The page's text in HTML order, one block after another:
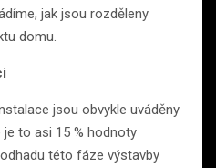
jak jsou rozděleny
domu.
jsou obvykle uváděny
je to asi 15 % hodnoty
této fáze výstavby